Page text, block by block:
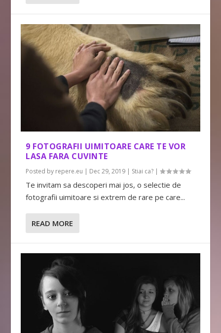
9 FOTOGRAFII UIMITOARE CARE TE VOR
LASA FARA CUVINTE
Posted by repere.eu | Dec 29, 2019 | Stiai ca? |
Te invitam sa descoperi mai jos, o selectie de
fotografii uimitoare si extrem de rare pe care...
READ MORE